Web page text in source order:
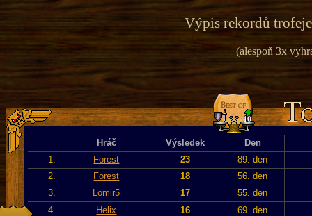
Výpis rekordů
(alespoň 3x
Hráč Výsledek
Den
1.
Forest 23
89. den
2.
Forest 18
56. den
3.
Lomir5 17
55. den
4.
Helix 16
69. den